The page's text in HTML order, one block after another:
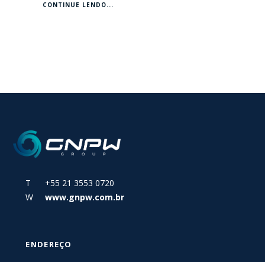
CONTINUE LENDO...
T +55 21 3553 0720
W
www.gnpw.com.br
ENDEREÇO